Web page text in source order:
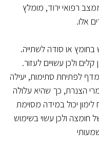
רפואי ירוד, מומלץ
אלו.
בחומץ או סודה לשתייה.
ולכן עשויים לעזור.
לפתיחת סתימות, יעילה
הצנרת, כך שהיא עלולה
יכול במידה מסוימת
חומצה ולכן עשוי בשימוש